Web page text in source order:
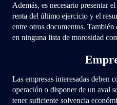
Además, es necesario presentar
renta del último ejercicio y el
entre otros documentos. También
en ninguna lista de morosidad
Las empresas interesadas deben
operación o disponer de un aval
tener suficiente solvencia